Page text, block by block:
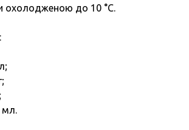
охолодженою до 10 °C.
мл.